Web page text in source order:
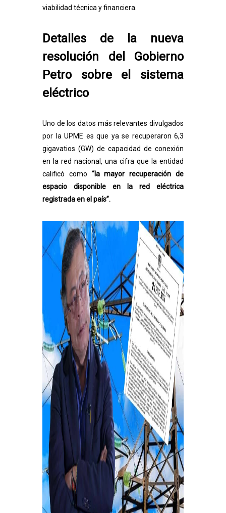
viabilidad técnica y financiera.
Detalles de la nueva
resolución del Gobierno
Petro sobre el sistema
eléctrico
Uno de los datos más relevantes divulgados
por la UPME es que ya se recuperaron 6,3
gigavatios (GW) de capacidad de conexión
en la red nacional, una cifra que la entidad
calificó como “la mayor recuperación de
espacio disponible en la red eléctrica
registrada en el país”.